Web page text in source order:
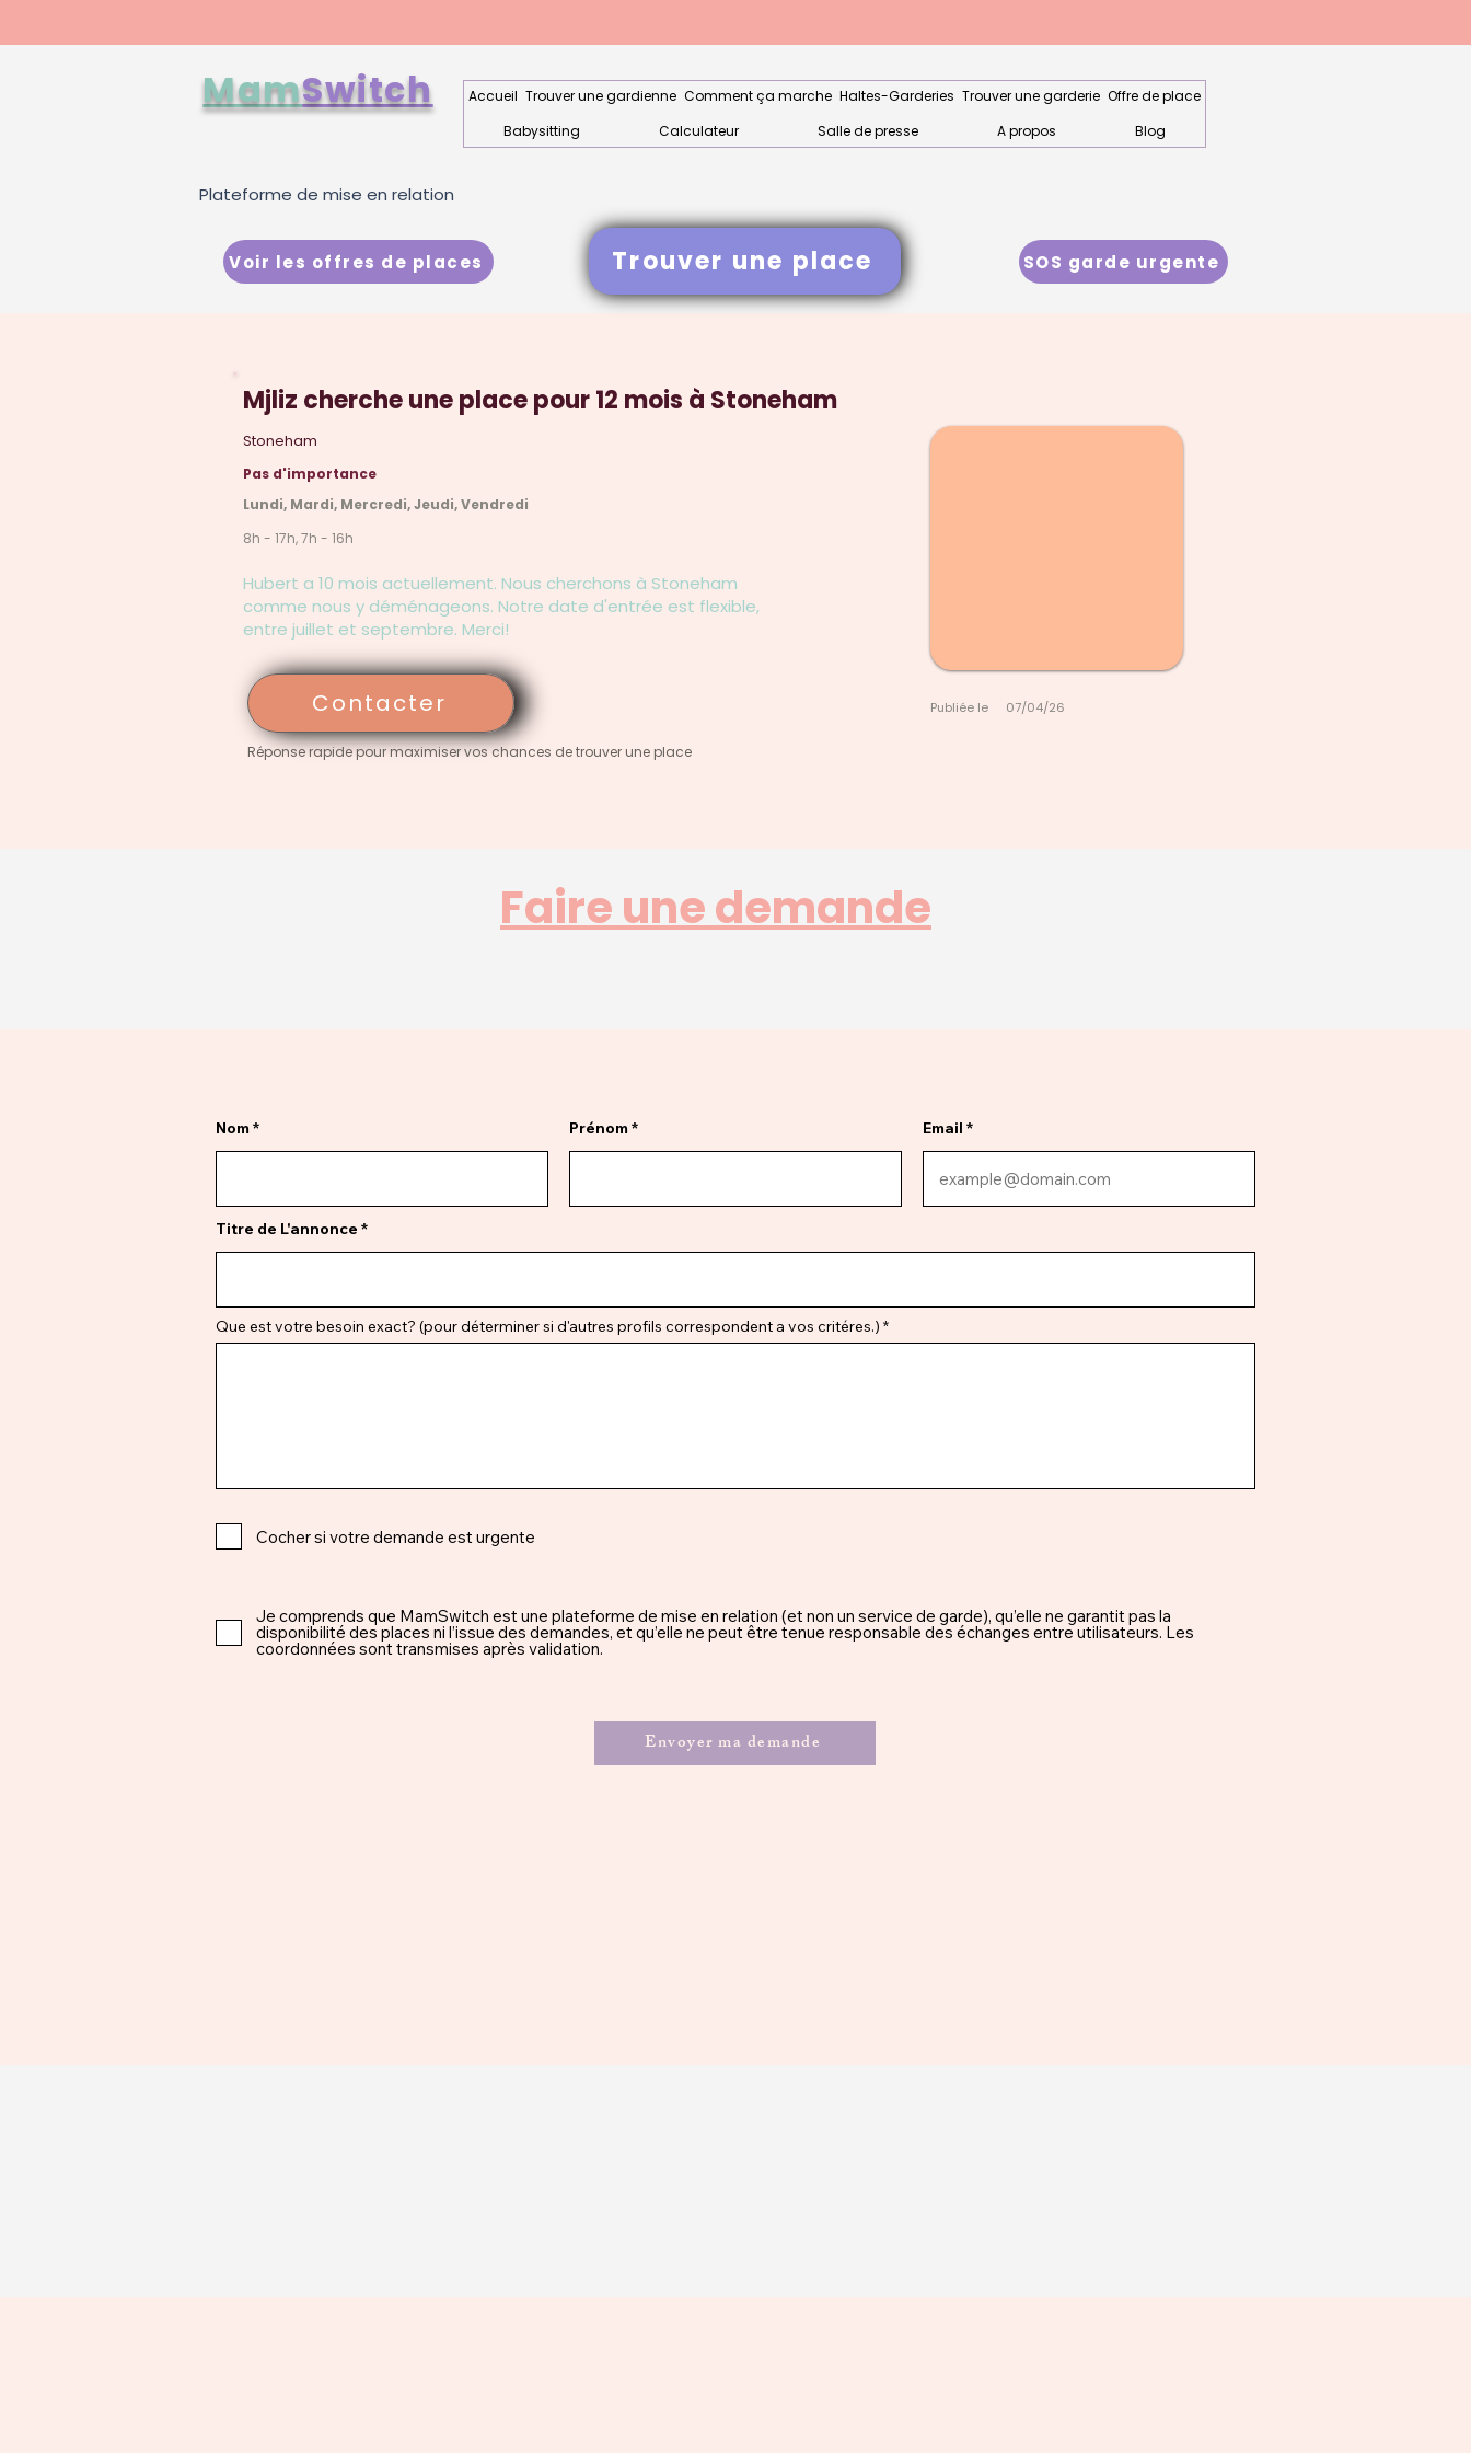
MamSwitch Accueil Trouver une gardienne Comment ça marche Haltes-Garderies Trouver une garderie Offre de place
Babysitting
Calculateur Salle de presse A propos Blog
Plateforme de mise en relation
Voir les offres de places Trouver une place SOS garde urgente
Mjliz cherche une place pour 12 mois à Stoneham
Stoneham
Pas d'importance
Lundi, Mardi, Mercredi, Jeudi, Vendredi
8h - 17h, 7h - 16h
Hubert a 10 mois actuellement. Nous cherchons à Stoneham
comme nous y déménageons. Notre date d'entrée est flexible,
entre juillet et septembre. Merci!
Contacter
Réponse rapide pour maximiser vos chances de trouver une place
Publiée le 07/04/26
Faire une demande
Nom Prénom Email
Titre de L'annonce
Que est votre besoin exact? (pour déterminer si d'autres profils correspondent a vos critéres.)
Cocher si votre demande est urgente
Je comprends que MamSwitch est une plateforme de mise en relation (et non un service de garde), qu’elle ne garantit pas la
disponibilité des places ni l’issue des demandes, et qu’elle ne peut être tenue responsable des échanges entre utilisateurs. Les
coordonnées sont transmises après validation.
Envoyer ma demande